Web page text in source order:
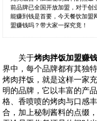
前品牌已全国开放加盟，对于创
能赚到钱是首要，今天餐饮加盟
盟赚钱吗？带大家一探究竟！
关于烤肉拌饭加盟赚
界中，每个品牌都有其独
烤肉拌饭，就是这样一家
明的品牌，它以丰富的产
格、香喷喷的烤肉与口感
合，加上秘制酱料的点缀